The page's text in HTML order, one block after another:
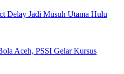
Delay Jadi Musuh Utama Hulu
Aceh, PSSI Gelar Kursus